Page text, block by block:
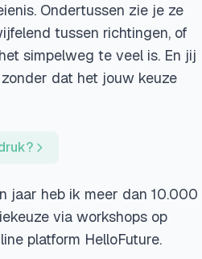
Ondertussen zie je ze
tussen richtingen, of
simpelweg te veel is. En jij
dat het jouw keuze
jaar heb ik meer dan 10.000
via workshops op
platform HelloFuture.